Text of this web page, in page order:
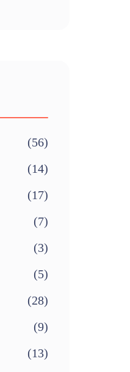
(56)
(14)
(17)
(7)
(3)
(5)
(28)
(9)
(13)